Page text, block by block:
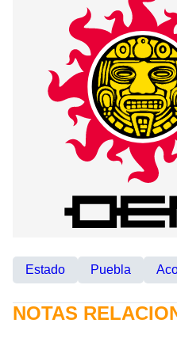
Estado Puebla
NOTAS